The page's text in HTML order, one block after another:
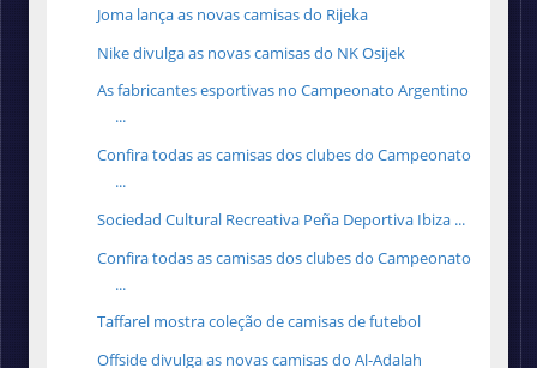
Joma lança as novas camisas do Rijeka
Nike divulga as novas camisas do NK Osijek
As fabricantes esportivas no Campeonato Argentino
...
Confira todas as camisas dos clubes do Campeonato
...
Sociedad Cultural Recreativa Peña Deportiva Ibiza ...
Confira todas as camisas dos clubes do Campeonato
...
Taffarel mostra coleção de camisas de futebol
Offside divulga as novas camisas do Al-Adalah